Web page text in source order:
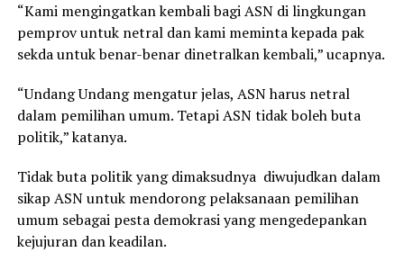
“Kami mengingatkan kembali bagi ASN di lingkungan
pemprov untuk netral dan kami meminta kepada pak
sekda untuk benar-benar dinetralkan kembali,” ucapnya.
“Undang Undang mengatur jelas, ASN harus netral
dalam pemilihan umum. Tetapi ASN tidak boleh buta
politik,” katanya.
Tidak buta politik yang dimaksudnya diwujudkan dalam
sikap ASN untuk mendorong pelaksanaan pemilihan
umum sebagai pesta demokrasi yang mengedepankan
kejujuran dan keadilan.